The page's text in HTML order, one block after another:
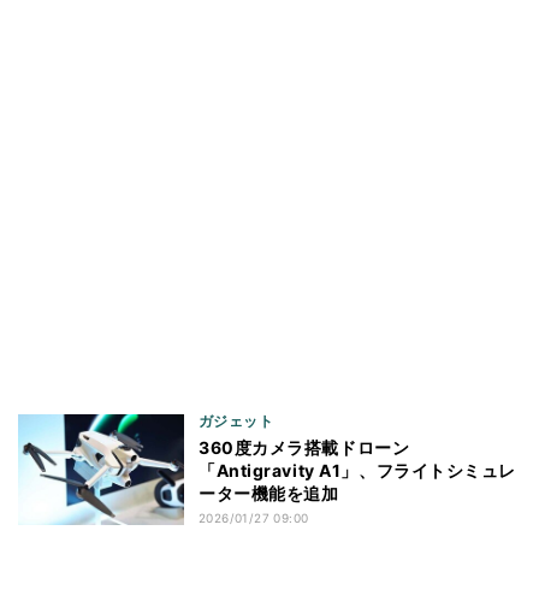
ガジェット
360度カメラ搭載ドローン
「Antigravity A1」、フライトシミュレ
ーター機能を追加
2026/01/27 09:00